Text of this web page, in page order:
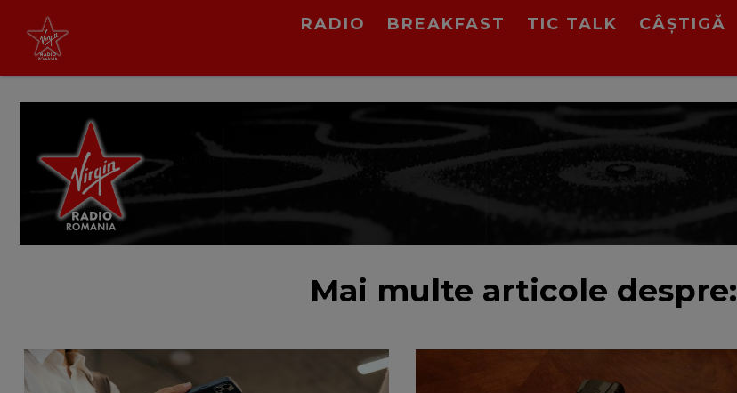
Virgin Radio Music deRADIO BREAKFAST TIC TALK CÂȘTIGĂ
Mai multe articole despre: